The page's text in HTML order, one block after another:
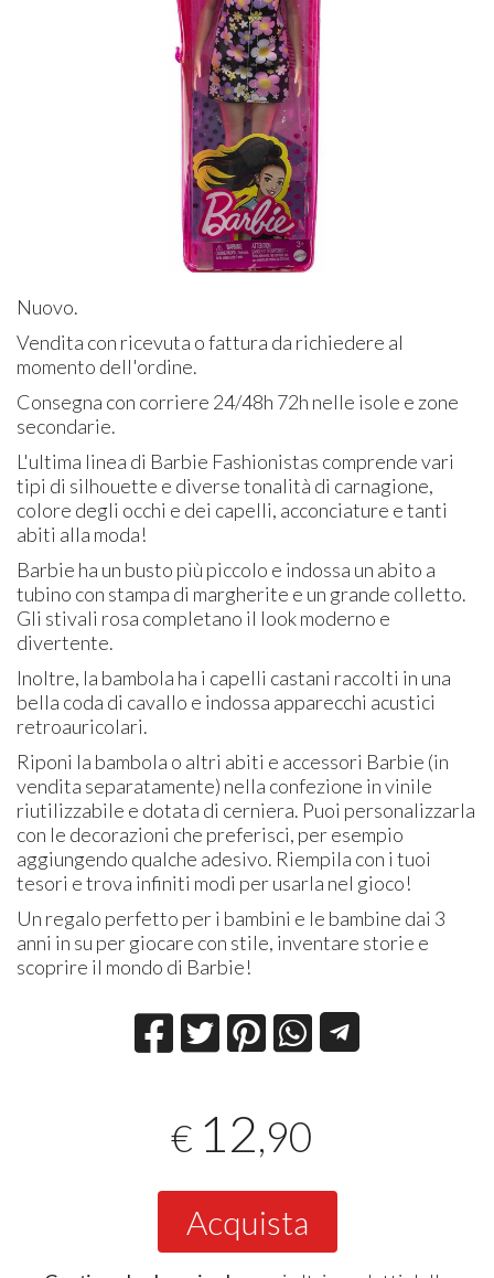
Nuovo.
Vendita con ricevuta o fattura da richiedere al
momento dell'ordine.
Consegna con corriere 24/48h 72h nelle isole e zone
secondarie.
L'ultima linea di Barbie Fashionistas comprende vari
tipi di silhouette e diverse tonalità di carnagione,
colore degli occhi e dei capelli, acconciature e tanti
abiti alla moda!
Barbie ha un busto più piccolo e indossa un abito a
tubino con stampa di margherite e un grande colletto.
Gli stivali rosa completano il look moderno e
divertente.
Inoltre, la bambola ha i capelli castani raccolti in una
bella coda di cavallo e indossa apparecchi acustici
retroauricolari.
Riponi la bambola o altri abiti e accessori Barbie (in
vendita separatamente) nella confezione in vinile
riutilizzabile e dotata di cerniera. Puoi personalizzarla
con le decorazioni che preferisci, per esempio
aggiungendo qualche adesivo. Riempila con i tuoi
tesori e trova infiniti modi per usarla nel gioco!
Un regalo perfetto per i bambini e le bambine dai 3
anni in su per giocare con stile, inventare storie e
scoprire il mondo di Barbie!
€ 12,90
Acquista